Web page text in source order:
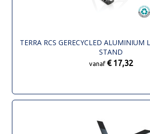
TERRA RCS GERECYCLED ALUMINIUM
STAND
vanaf € 17,32